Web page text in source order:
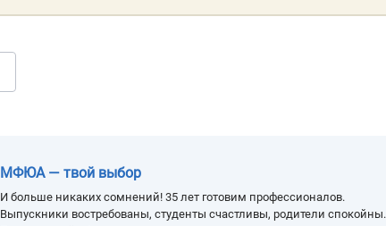
МФЮА — твой выбор
И больше никаких сомнений! 35 лет готовим профессионалов.
Выпускники востребованы, студенты счастливы, родители спокойны.